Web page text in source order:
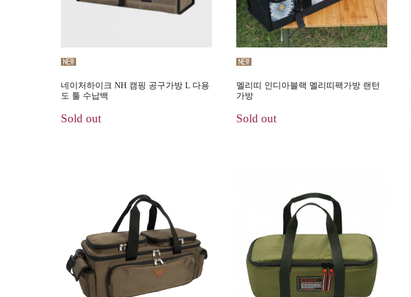
네이처하이크 NH 캠핑 공구가방 L 다용
도 툴 수납백
Sold out
멜리띠 인디아블랙 멜리띠팩가방 랜턴
가방
Sold out